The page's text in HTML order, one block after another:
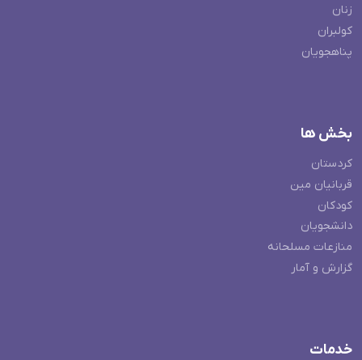
زنان
کولبران
پناهجویان
بخش ها
کردستان
قربانیان مین
کودکان
دانشجویان
منازعات مسلحانه
گزارش و آمار
خدمات